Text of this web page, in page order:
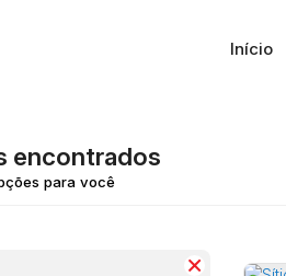
Início
encontrados